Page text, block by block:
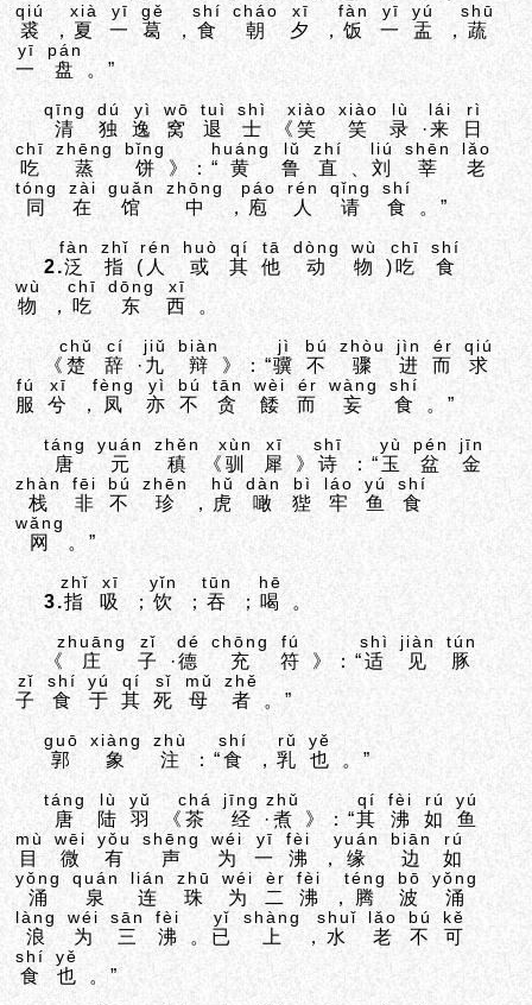
裘
qiú
， 夏
xià
一
yī
葛
gě
， 食
shí
朝
cháo
夕
xī
，饭
fàn
一
yī
盂
yú
， 蔬
shū
一
yī
盘
pán
。”
清
qīng
独
dú
逸
yì
窝
wō
退
tuì
士
shì
《 笑
xiào
笑
xiào
录
lù
·来
lái
日
rì
吃
chī
蒸
zhēng
饼
bǐng
》：“ 黄
huáng
鲁
lǔ
直
zhí
、刘
liú
莘
shēn
老
lǎo
同
tóng
在
zài
馆
guǎn
中
zhōng
， 庖
páo
人
rén
请
qǐng
食
shí
。”
2.泛
fàn
指
zhǐ
( 人
rén
或
huò
其
qí
他
tā
动
dòng
物
wù
)吃
chī
食
shí
物
wù
， 吃
chī
东
dōng
西
xī
。
《 楚
chǔ
辞
cí
· 九
jiǔ
辩
biàn
》：“骥
jì
不
bú
骤
zhòu
进
jìn
而
ér
求
qiú
服
fú
兮
xī
， 凤
fèng
亦
yì
不
bú
贪
tān
餧
wèi
而
ér
妄
wàng
食
shí
。”
唐
táng
元
yuán
稹
zhěn
《 驯
xùn
犀
xī
》 诗
shī
：“ 玉
yù
盆
pén
金
jīn
栈
zhàn
非
fēi
不
bú
珍
zhēn
，虎
hǔ
噉
dàn
狴
bì
牢
láo
鱼
yú
食
shí
网
wǎng
。”
3.指
zhǐ
吸
xī
；饮
yǐn
；吞
tūn
； 喝
hē
。
《 庄
zhuāng
子
zǐ
·德
dé
充
chōng
符
fú
》：“适
shì
见
jiàn
豚
tún
子
zǐ
食
shí
于
yú
其
qí
死
sǐ
母
mǔ
者
zhě
。”
郭
guō
象
xiàng
注
zhù
：“食
shí
，乳
rǔ
也
yě
。”
唐
táng
陆
lù
羽
yǔ
《茶
chá
经
jīng
· 煮
zhǔ
》：“其
qí
沸
fèi
如
rú
鱼
yú
目
mù
微
wēi
有
yǒu
声
shēng
为
wéi
一
yī
沸
fèi
， 缘
yuán
边
biān
如
rú
涌
yǒng
泉
quán
连
lián
珠
zhū
为
wéi
二
èr
沸
fèi
， 腾
téng
波
bō
涌
yǒng
浪
làng
为
wéi
三
sān
沸
fèi
。已
yǐ
上
shàng
， 水
shuǐ
老
lǎo
不
bú
可
kě
食
shí
也
yě
。”